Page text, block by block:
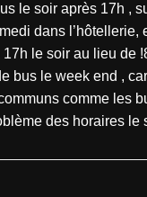
le soir après 17h ,
dans
17h le soir au lieu de
bus le week end ,
comme les
des horaires le